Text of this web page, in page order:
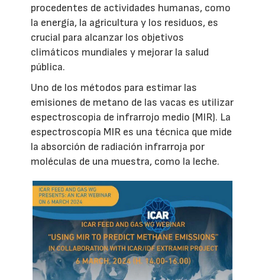
procedentes de actividades humanas, como
la energía, la agricultura y los residuos, es
crucial para alcanzar los objetivos
climáticos mundiales y mejorar la salud
pública.
Uno de los métodos para estimar las
emisiones de metano de las vacas es utilizar
espectroscopia de infrarrojo medio (MIR). La
espectroscopía MIR es una técnica que mide
la absorción de radiación infrarroja por
moléculas de una muestra, como la leche.